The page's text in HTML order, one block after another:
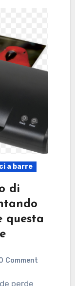
a barre
di
questa
Comment